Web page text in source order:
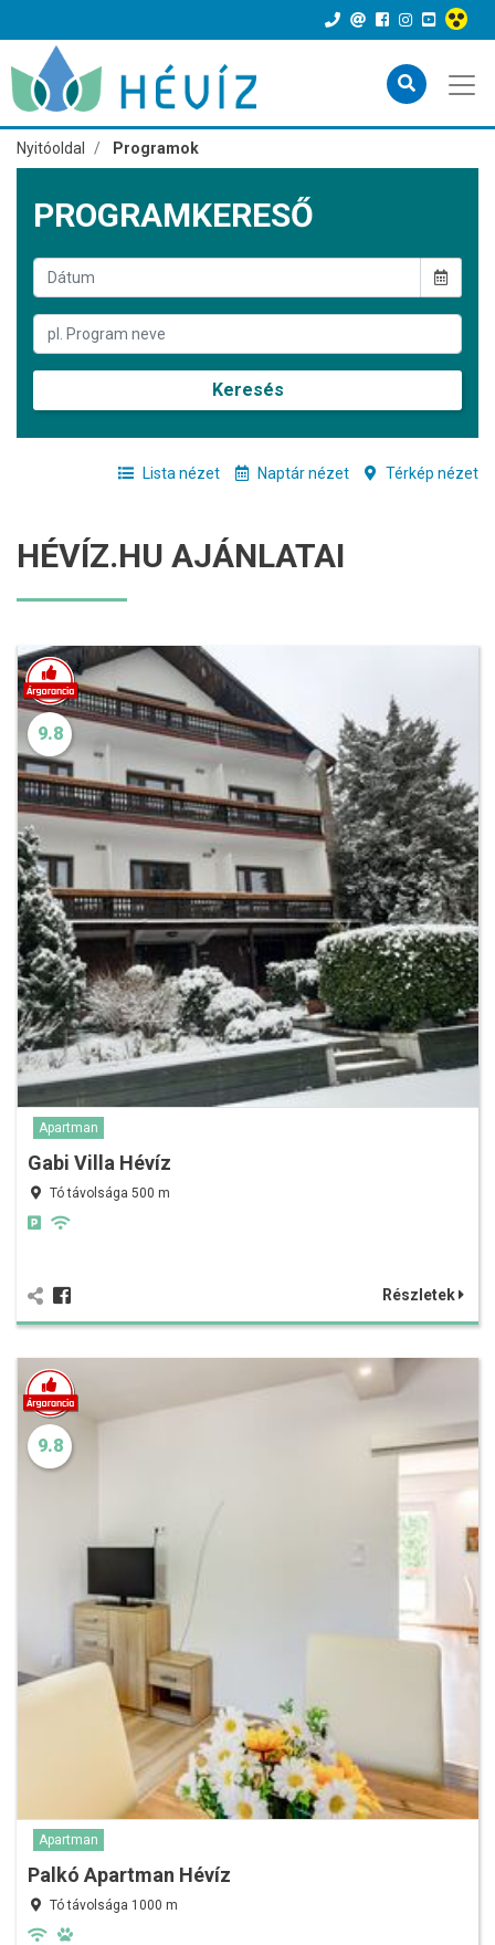
Nyitóoldal Programok
PROGRAMKERESŐ
Keresés
Lista nézet Naptár nézet Térkép nézet
HÉVÍZ.HU AJÁNLATAI
9.8
Apartman
Gabi Villa Hévíz
Tó távolsága 500 m
Részletek
9.8
Apartman
Palkó Apartman Hévíz
Tó távolsága 1000 m